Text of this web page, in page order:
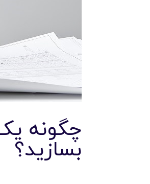
بسازيد؟